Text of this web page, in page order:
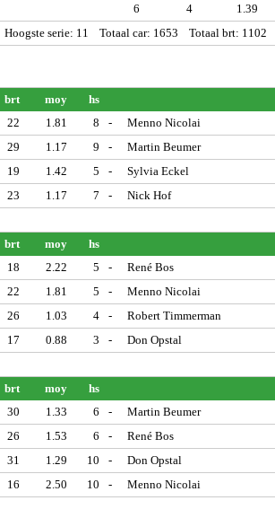
6 4 1.39
serie: 11 Totaal car: 1653 Totaal brt: 1102
brt moy hs
22 1.81 8 - Menno Nicolai
29 1.17 9 - Martin Beumer
19 1.42 5 - Sylvia Eckel
23 1.17 7 - Nick Hof
brt moy hs
18 2.22 5 - René Bos
22 1.81 5 - Menno Nicolai
26 1.03 4 - Robert Timmerman
17 0.88 3 - Don Opstal
brt moy hs
30 1.33 6 - Martin Beumer
26 1.53 6 - René Bos
31 1.29 10 - Don Opstal
16 2.50 10 - Menno Nicolai